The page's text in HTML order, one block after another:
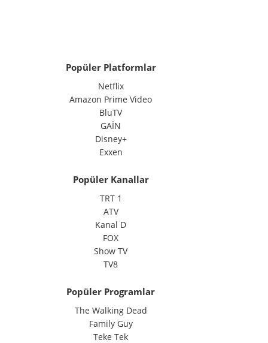
Popüler Platformlar
Netflix
Amazon Prime Video
BluTV
GAİN
Disney+
Exxen
Popüler Kanallar
TRT 1
ATV
Kanal D
FOX
Show TV
TV8
Popüler Programlar
The Walking Dead
Family Guy
Teke Tek